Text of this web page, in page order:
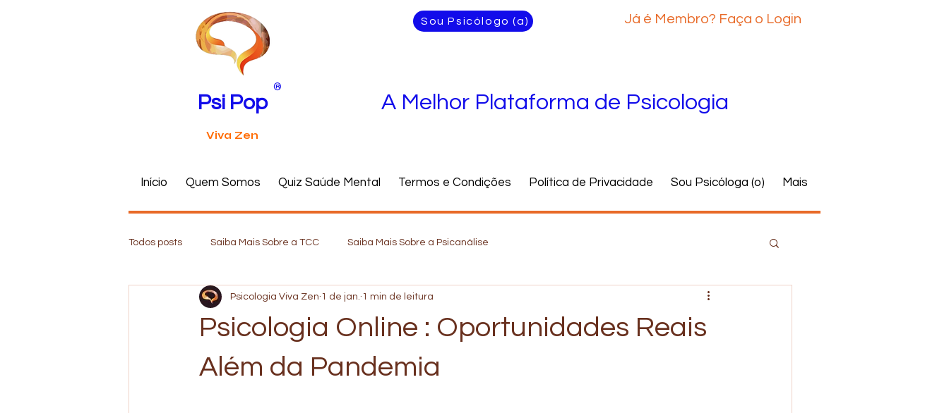
Psi Pop
®
Viva Zen
Sou Psicólogo (a) Já é Membro? Faça o Login
A Melhor Plataforma de Psicologia
Início Quem Somos Quiz Saúde Mental Termos e Condições Política de Privacidade Sou Psicóloga (o) Mais
Todos posts Saiba Mais Sobre a TCC Saiba Mais Sobre a Psicanálise
Psicologia Online : Oportunidades Reais
Além da Pandemia
Psicologia Viva Zen 1 de jan. 1 min de leitura